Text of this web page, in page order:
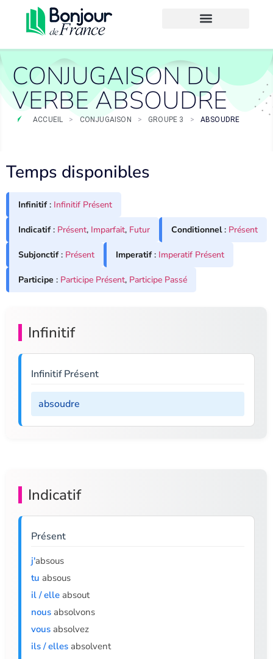
CONJUGAISON DU
VERBE ABSOUDRE
ACCUEIL > CONJUGAISON > GROUPE 3 > ABSOUDRE
Temps disponibles
Infinitif: Infinitif Présent
Indicatif: Présent, Imparfait, Futur Conditionnel: Présent
Subjonctif: Présent Imperatif: Imperatif Présent
Participe : Participe Présent, Participe Passé
Infinitif
Infinitif Présent
absoudre
Indicatif
Présent
j'absous
tu absous
il / elle absout
nous absolvons
vous absolvez
ils / elles absolvent